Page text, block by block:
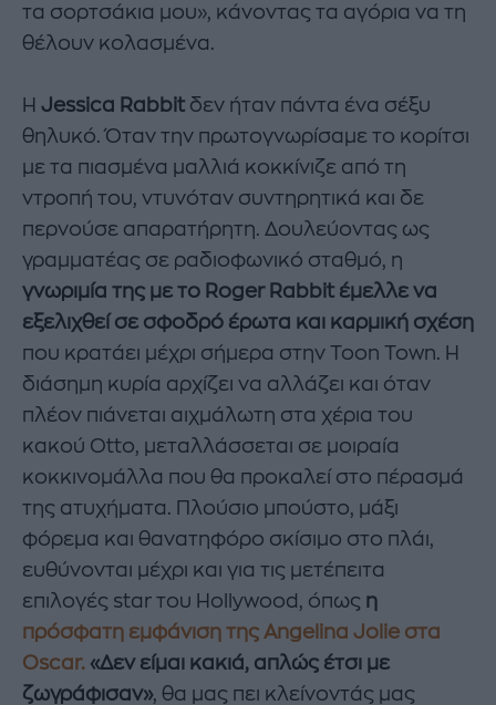
τα σορτσάκια μου», κάνοντας τα αγόρια να τη
θέλουν κολασμένα.
Η Jessica Rabbit δεν ήταν πάντα ένα σέξυ
θηλυκό. Όταν την πρωτογνωρίσαμε το κορίτσι
με τα πιασμένα μαλλιά κοκκίνιζε από τη
ντροπή του, ντυνόταν συντηρητικά και δε
περνούσε απαρατήρητη. Δουλεύοντας ως
γραμματέας σε ραδιοφωνικό σταθμό, η
γνωριμία της με το Roger Rabbit έμελλε να
εξελιχθεί σε σφοδρό έρωτα και καρμική σχέση
που κρατάει μέχρι σήμερα στην Toon Town. Η
διάσημη κυρία αρχίζει να αλλάζει και όταν
πλέον πιάνεται αιχμάλωτη στα χέρια του
κακού Otto, μεταλλάσσεται σε μοιραία
κοκκινομάλλα που θα προκαλεί στο πέρασμά
της ατυχήματα. Πλούσιο μπούστο, μάξι
φόρεμα και θανατηφόρο σκίσιμο στο πλάι,
ευθύνονται μέχρι και για τις μετέπειτα
επιλογές star του Hollywood, όπως η
πρόσφατη εμφάνιση της Angelina Jolie στα
Oscar. «Δεν είμαι κακιά, απλώς έτσι με
ζωγράφισαν», θα μας πει κλείνοντάς μας